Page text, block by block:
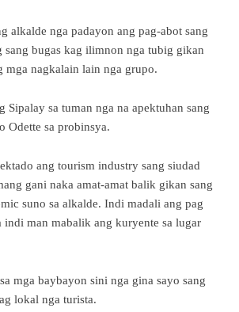
alkalde nga padayon ang pag-abot sang
sang bugas kag ilimnon nga tubig gikan
mga nagkalain lain nga grupo.
Sipalay sa tuman nga na apektuhan sang
Odette sa probinsya.
ang tourism industry sang siudad
gani naka amat-amat balik gikan sang
suno sa alkalde. Indi madali ang pag
indi man mabalik ang kuryente sa lugar
mga baybayon sini nga gina sayo sang
lokal nga turista.